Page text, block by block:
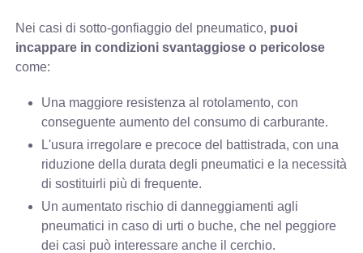
Nei casi di sotto-gonfiaggio del pneumatico, puoi
incappare in condizioni svantaggiose o pericolose
come:
Una maggiore resistenza al rotolamento, con
conseguente aumento del consumo di carburante.
L'usura irregolare e precoce del battistrada, con una
riduzione della durata degli pneumatici e la necessità
di sostituirli più di frequente.
Un aumentato rischio di danneggiamenti agli
pneumatici in caso di urti o buche, che nel peggiore
dei casi può interessare anche il cerchio.